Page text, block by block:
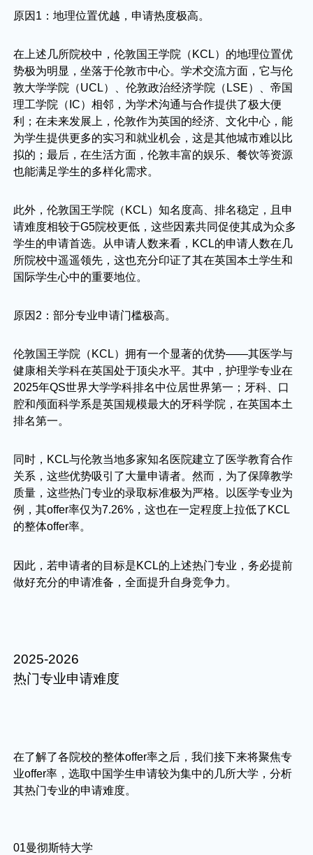
原因1：地理位置优越，申请热度极高。
在上述几所院校中，伦敦国王学院（KCL）的地理位置优
势极为明显，坐落于伦敦市中心。学术交流方面，它与伦
敦大学学院（UCL）、伦敦政治经济学院（LSE）、帝国
理工学院（IC）相邻，为学术沟通与合作提供了极大便
利；在未来发展上，伦敦作为英国的经济、文化中心，能
为学生提供更多的实习和就业机会，这是其他城市难以比
拟的；最后，在生活方面，伦敦丰富的娱乐、餐饮等资源
也能满足学生的多样化需求。
此外，伦敦国王学院（KCL）知名度高、排名稳定，且申
请难度相较于G5院校更低，这些因素共同促使其成为众多
学生的申请首选。从申请人数来看，KCL的申请人数在几
所院校中遥遥领先，这也充分印证了其在英国本土学生和
国际学生心中的重要地位。
原因2：部分专业申请门槛极高。
伦敦国王学院（KCL）拥有一个显著的优势——其医学与
健康相关学科在英国处于顶尖水平。其中，护理学专业在
2025年QS世界大学学科排名中位居世界第一；牙科、口
腔和颅面科学系是英国规模最大的牙科学院，在英国本土
排名第一。
同时，KCL与伦敦当地多家知名医院建立了医学教育合作
关系，这些优势吸引了大量申请者。然而，为了保障教学
质量，这些热门专业的录取标准极为严格。以医学专业为
例，其offer率仅为7.26%，这也在一定程度上拉低了KCL
的整体offer率。
因此，若申请者的目标是KCL的上述热门专业，务必提前
做好充分的申请准备，全面提升自身竞争力。
2025-2026
热门专业申请难度
在了解了各院校的整体offer率之后，我们接下来将聚焦专
业offer率，选取中国学生申请较为集中的几所大学，分析
其热门专业的申请难度。
01曼彻斯特大学